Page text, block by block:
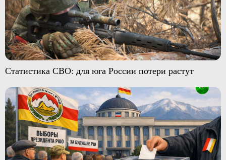
Статистика СВО: для юга России потери растут